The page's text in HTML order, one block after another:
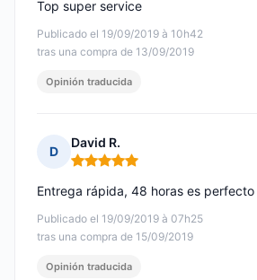
Publicado el 19/09/2019 à 10h42
tras una compra de 13/09/2019
Top super service
Opinión traducida
D
David R.
Nota: 5 de 5
Publicado el 19/09/2019 à 07h25
tras una compra de 15/09/2019
Entrega rápida, 48 horas es perfecto
Opinión traducida